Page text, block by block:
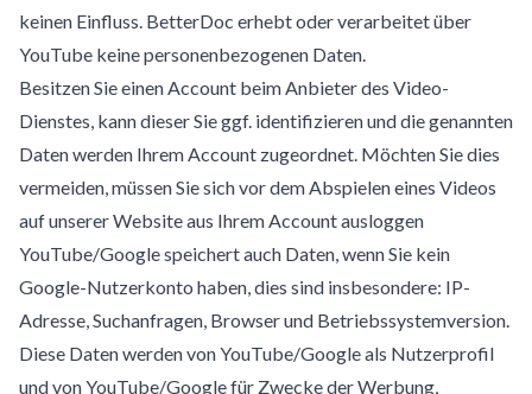
keinen Einfluss. BetterDoc erhebt oder verarbeitet über
YouTube keine personenbezogenen Daten.
Besitzen Sie einen Account beim Anbieter des Video-
Dienstes, kann dieser Sie ggf. identifizieren und die genannten
Daten werden Ihrem Account zugeordnet. Möchten Sie dies
vermeiden, müssen Sie sich vor dem Abspielen eines Videos
auf unserer Website aus Ihrem Account ausloggen
YouTube/Google speichert auch Daten, wenn Sie kein
Google-Nutzerkonto haben, dies sind insbesondere: IP-
Adresse, Suchanfragen, Browser und Betriebssystemversion.
Diese Daten werden von YouTube/Google als Nutzerprofil
und von YouTube/Google für Zwecke der Werbung,